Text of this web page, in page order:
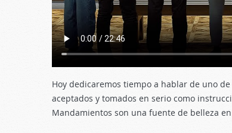
Hoy dedicaremos tiempo a hablar de uno
aceptados y tomados en serio como
Mandamientos son una fuente de belleza